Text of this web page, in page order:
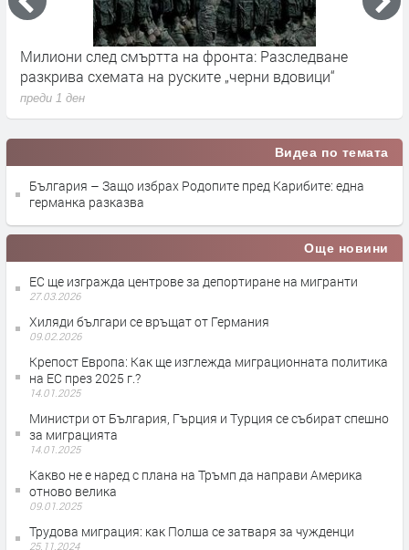
Милиони след смъртта на фронта: Разследване
разкрива схемата на руските „черни вдовици“
преди 1 ден
Видеа по темата
България – Защо избрах Родопите пред Карибите: една
германка разказва
Още новини
ЕС ще изгражда центрове за депортиране на мигранти
27.03.2026
Хиляди българи се връщат от Германия
09.02.2026
Крепост Европа: Как ще изглежда миграционната политика
на ЕС през 2025 г.?
14.01.2025
Министри от България, Гърция и Турция се събират спешно
за миграцията
14.01.2025
Какво не е наред с плана на Тръмп да направи Америка
отново велика
09.01.2025
Трудова миграция: как Полша се затваря за чужденци
25.11.2024